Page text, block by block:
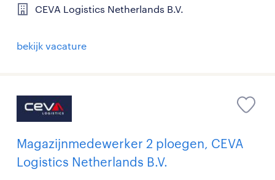
CEVA Logistics Netherlands B.V.
bekijk vacature
Magazijnmedewerker 2 ploegen, CEVA
Logistics Netherlands B.V.